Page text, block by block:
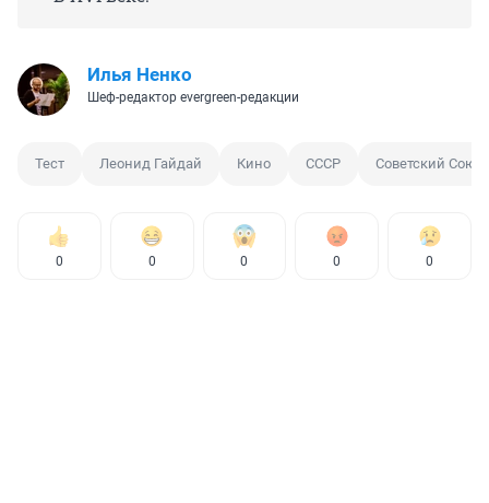
Илья Ненко
Шеф-редактор evergreen-редакции
Тест Леонид Гайдай Кино СССР Советский Союз
0 0 0 0 0